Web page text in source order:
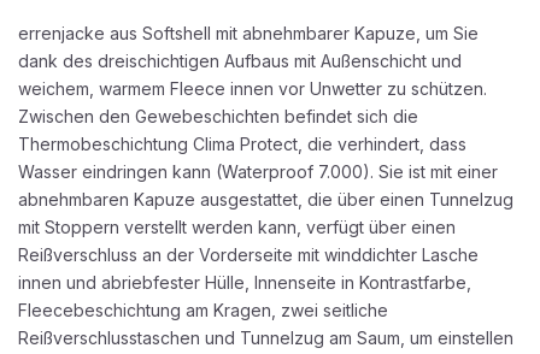
errenjacke aus Softshell mit abnehmbarer Kapuze, um Sie
dank des dreischichtigen Aufbaus mit Außenschicht und
weichem, warmem Fleece innen vor Unwetter zu schützen.
Zwischen den Gewebeschichten befindet sich die
Thermobeschichtung Clima Protect, die verhindert, dass
Wasser eindringen kann (Waterproof 7.000). Sie ist mit einer
abnehmbaren Kapuze ausgestattet, die über einen Tunnelzug
mit Stoppern verstellt werden kann, verfügt über einen
Reißverschluss an der Vorderseite mit winddichter Lasche
innen und abriebfester Hülle, Innenseite in Kontrastfarbe,
Fleecebeschichtung am Kragen, zwei seitliche
Reißverschlusstaschen und Tunnelzug am Saum, um einstellen